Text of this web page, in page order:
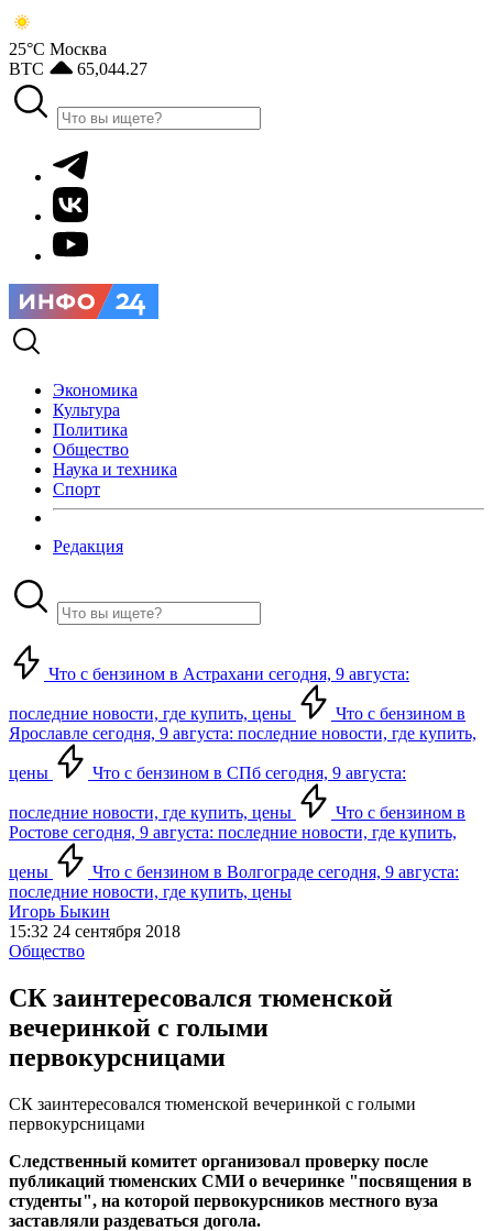
25°С Москва
BTC
65,044.27
Экономика
Культура
Политика
Общество
Наука и техника
Спорт
Редакция
Что с бензином в Астрахани сегодня, 9 августа:
последние новости, где купить, цены
Что с бензином в
Ярославле сегодня, 9 августа: последние новости, где купить,
цены Что с бензином в СПб сегодня, 9 августа:
последние новости, где купить, цены
Что с бензином в
Ростове сегодня, 9 августа: последние новости, где купить,
цены
Что с бензином в Волгограде сегодня, 9 августа:
последние новости, где купить, цены
Игорь Быкин
15:32 24 сентября 2018
Общество
СК заинтересовался тюменской
вечеринкой с голыми
первокурсницами
СК заинтересовался тюменской вечеринкой с голыми
первокурсницами
Следственный комитет организовал проверку после
публикаций тюменских СМИ о вечеринке "посвящения в
студенты", на которой первокурсников местного вуза
заставляли раздеваться догола.